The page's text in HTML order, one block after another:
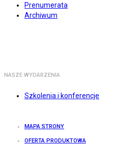
Prenumerata
Archiwum
NASZE WYDARZENIA
Szkolenia i konferencje
MAPA STRONY
OFERTA PRODUKTOWA